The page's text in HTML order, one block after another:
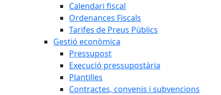
Calendari fiscal
Ordenances Fiscals
Tarifes de Preus Públics
Gestió econòmica
Pressupost
Execució pressupostària
Plantilles
Contractes, convenis i subvencions